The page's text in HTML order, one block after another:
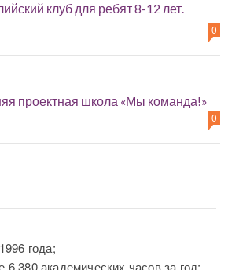
клуб для ребят 8-12 лет.
0
проектная школа «Мы команда!»
0
года;
380 академических часов за год;